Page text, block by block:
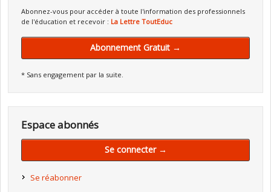
Abonnez-vous pour accéder à toute l'information des professionnels
de l'éducation et recevoir : La Lettre ToutEduc
Abonnement Gratuit →
* Sans engagement par la suite.
Espace abonnés
Se connecter →
Se réabonner